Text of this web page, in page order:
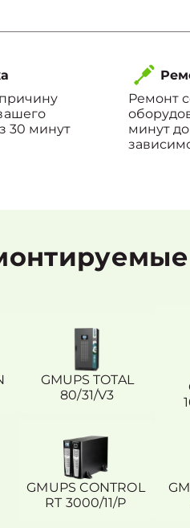
30 минут
Ремонт
минут
GMUPS TOTAL
80/31/V3
GMUPS CONTROL
RT 3000/11/P